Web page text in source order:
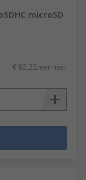
microSD
€ 83,32/eenheid